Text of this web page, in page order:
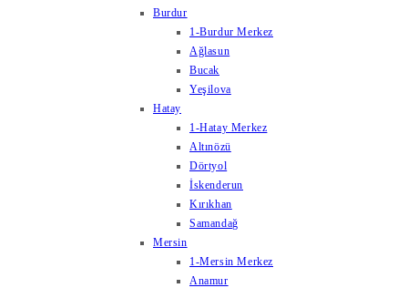
Burdur
1-Burdur Merkez
Ağlasun
Bucak
Yeşilova
Hatay
1-Hatay Merkez
Altınözü
Dörtyol
İskenderun
Kırıkhan
Samandağ
Mersin
1-Mersin Merkez
Anamur